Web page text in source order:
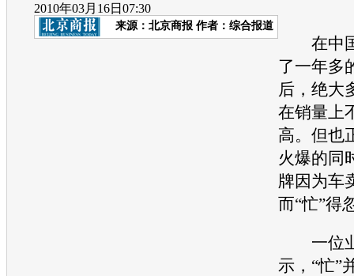
2010年03月16日07:30
来源： 北京商报 作者：综合报道
在中国
了一年多
后，绝大
在销量上
高。但也
火爆的同
牌因为车
而“忙”得
一位业
示，“忙”